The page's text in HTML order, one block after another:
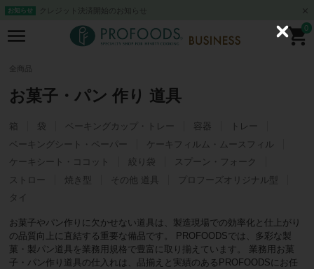
お知らせ クレジット決済開始のお知らせ
0
全商品
お菓子・パン 作り 道具
箱 袋 ベーキングカップ・トレー 容器
トレー
ベーキングシート・ペーパー
ケーキフィルム・ムースフィル
ケーキシート・ココット
絞り袋
スプーン・フォーク
ストロー
焼き型 その他 道具
プロフーズオリジナル型
タイ
お菓子やパン作りに欠かせない道具は、製造現場での効率化と仕上がり
の品質向上に直結する重要な備品です。 PROFOODSでは、多彩な製
菓・製パン道具を業務用規格で豊富に取り揃えています。 業務用お菓
子・パン作り道具の仕入れは、品揃えと実績のあるPROFOODSにお任
C